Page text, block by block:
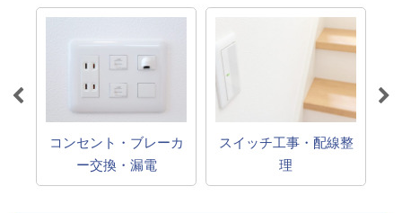
コンセント・ブレーカ
ー交換・漏電
スイッチ工事・配線整
理